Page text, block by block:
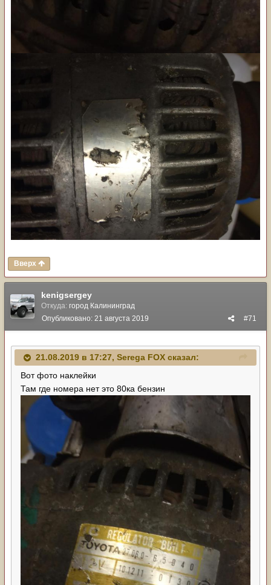
Вверх
kenigsergey
Откуда: город Калининград
#71
Опубликовано: 21 августа 2019
21.08.2019 в 17:27, Serega FOX сказал:
Вот фото наклейки
Там где номера нет это 80ка бензин